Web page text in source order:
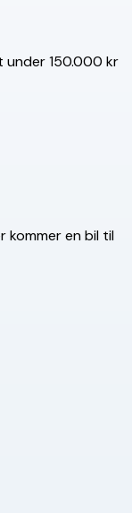
under 150.000 kr
kommer en bil til